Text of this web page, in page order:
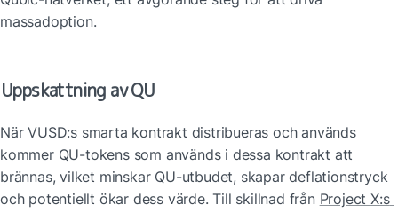
massadoption.
Uppskattning av QU
När VUSD:s smarta kontrakt distribueras och används
kommer QU-tokens som används i dessa kontrakt att
brännas, vilket minskar QU-utbudet, skapar deflationstryck
och potentiellt ökar dess värde. Till skillnad från Project X:s